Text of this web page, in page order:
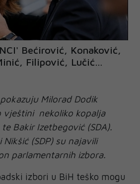
Bećirović, Konaković,
Filipović, Lučić…
Milorad Dodik
vještini nekoliko kopalja
Bakir Izetbegović (SDA).
Nikšić (SDP) su najavili
parlamentarnih izbora.
izbori u BiH teško mogu